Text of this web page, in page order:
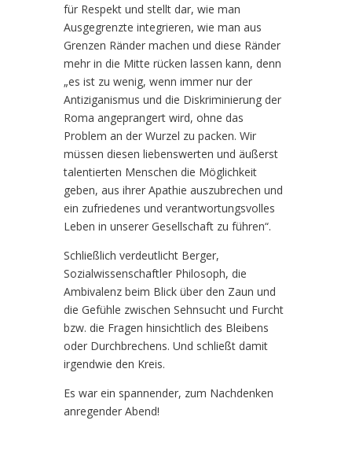
für Respekt und stellt dar, wie man
Ausgegrenzte integrieren, wie man aus
Grenzen Ränder machen und diese Ränder
mehr in die Mitte rücken lassen kann, denn
„es ist zu wenig, wenn immer nur der
Antiziganismus und die Diskriminierung der
Roma angeprangert wird, ohne das
Problem an der Wurzel zu packen. Wir
müssen diesen liebenswerten und äußerst
talentierten Menschen die Möglichkeit
geben, aus ihrer Apathie auszubrechen und
ein zufriedenes und verantwortungsvolles
Leben in unserer Gesellschaft zu führen“.
Schließlich verdeutlicht Berger,
Sozialwissenschaftler Philosoph, die
Ambivalenz beim Blick über den Zaun und
die Gefühle zwischen Sehnsucht und Furcht
bzw. die Fragen hinsichtlich des Bleibens
oder Durchbrechens. Und schließt damit
irgendwie den Kreis.
Es war ein spannender, zum Nachdenken
anregender Abend!